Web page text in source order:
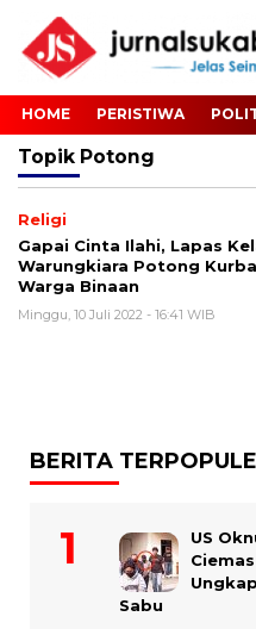
HOME PERISTIWA
Topik Potong
Religi
Gapai Cinta Ilahi, Lapas
Warungkiara Potong
Warga Binaan
Minggu, 10 Juli 2022 - 16:41 WIB
BERITA
US
Sabu